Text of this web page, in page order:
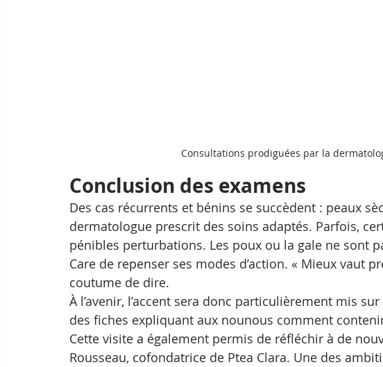
Consultations prodiguées par la
Conclusion des examens
Des cas récurrents et bénins se succèdent : peaux
dermatologue prescrit des soins adaptés. Parfois,
pénibles perturbations. Les poux ou la gale ne sont
Care de repenser ses modes d’action. « Mieux vaut
coutume de dire.
À l’avenir, l’accent sera donc particulièrement mis
des fiches expliquant aux nounous comment
Cette visite a également permis de réfléchir à de
Rousseau, cofondatrice de Ptea Clara. Une des